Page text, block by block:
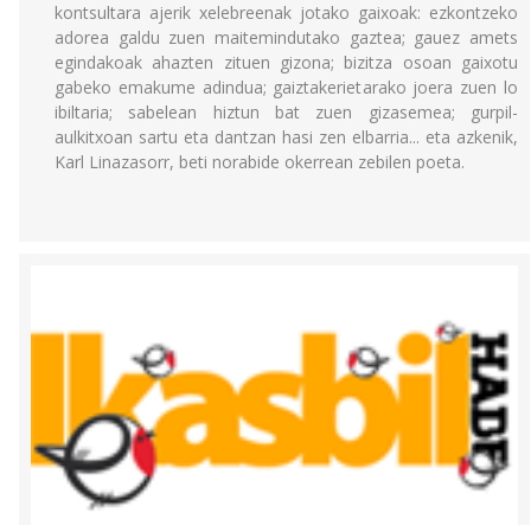
kontsultara ajerik xelebreenak jotako gaixoak: ezkontzeko
adorea galdu zuen maitemindutako gaztea; gauez amets
egindakoak ahazten zituen gizona; bizitza osoan gaixotu
gabeko emakume adindua; gaiztakerietarako joera zuen lo
ibiltaria; sabelean hiztun bat zuen gizasemea; gurpil-
aulkitxoan sartu eta dantzan hasi zen elbarria... eta azkenik,
Karl Linazasorr, beti norabide okerrean zebilen poeta.